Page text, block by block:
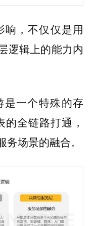
响，不仅仅是用
逻辑上的能力内
一个特殊的存
的全链路打通，
场景的融合。